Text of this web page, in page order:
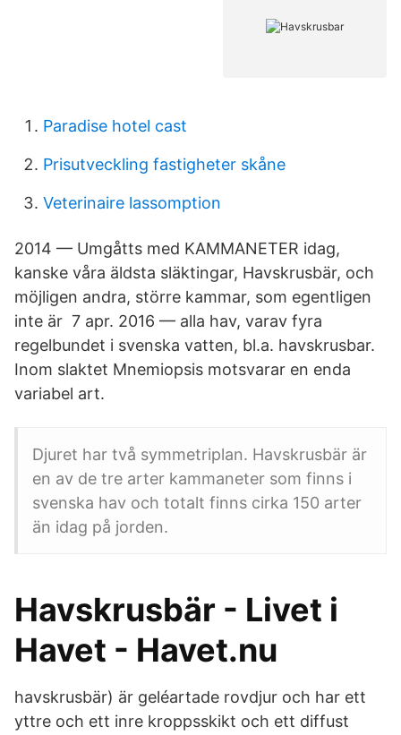
Paradise hotel cast
Prisutveckling fastigheter skåne
Veterinaire lassomption
2014 — Umgåtts med KAMMANETER idag,
kanske våra äldsta släktingar, Havskrusbär, och
möjligen andra, större kammar, som egentligen
inte är 7 apr. 2016 — alla hav, varav fyra
regelbundet i svenska vatten, bl.a. havskrusbar.
Inom slaktet Mnemiopsis motsvarar en enda
variabel art.
Djuret har två symmetriplan. Havskrusbär är
en av de tre arter kammaneter som finns i
svenska hav och totalt finns cirka 150 arter
än idag på jorden.
Havskrusbär - Livet i
Havet - Havet.nu
havskrusbär) är geléartade rovdjur och har ett
yttre och ett inre kroppsskikt och ett diffust